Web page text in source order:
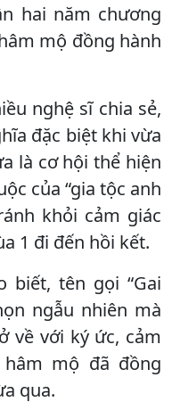
hai năm chương
mộ đồng hành
nghệ sĩ chia sẻ,
đặc biệt khi vừa
là cơ hội thể hiện
của “gia tộc anh
khỏi cảm giác
1 đi đến hồi kết.
biết, tên gọi “Gai
ngẫu nhiên mà
về với ký ức, cảm
mộ đã đồng
qua.